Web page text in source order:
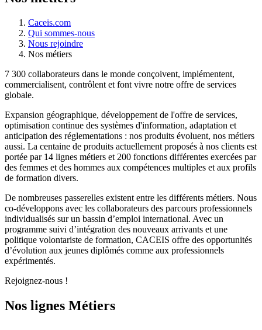
Caceis.com
Qui sommes-nous
Nous rejoindre
Nos métiers
7 300 collaborateurs dans le monde conçoivent, implémentent,
commercialisent, contrôlent et font vivre notre offre de services
globale.
Expansion géographique, développement de l'offre de services,
optimisation continue des systèmes d'information, adaptation et
anticipation des réglementations : nos produits évoluent, nos métiers
aussi. La centaine de produits actuellement proposés à nos clients est
portée par 14 lignes métiers et 200 fonctions différentes exercées par
des femmes et des hommes aux compétences multiples et aux profils
de formation divers.
De nombreuses passerelles existent entre les différents métiers. Nous
co-développons avec les collaborateurs des parcours professionnels
individualisés sur un bassin d’emploi international. Avec un
programme suivi d’intégration des nouveaux arrivants et une
politique volontariste de formation, CACEIS offre des opportunités
d’évolution aux jeunes diplômés comme aux professionnels
expérimentés.
Rejoignez-nous !
Nos lignes Métiers